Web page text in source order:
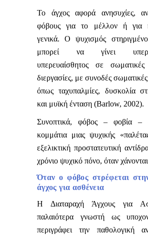
Το άγχος αφορά ανησυχίες,
φόβους για το μέλλον ή για
γενικά. Ο ψυχισμός
μπορεί να γίνει
υπερευαίσθητος σε
διεργασίες, με συνοδές σωματικές
όπως ταχυπαλμίες, δυσκολία
και μυϊκή ένταση (Barlow, 2002).
Συνοπτικά, φόβος – φοβία –
κομμάτια μιας ψυχικής
εξελικτική προστατευτική
χρόνιο ψυχικό πόνο, όταν
Όταν ο φόβος στρέφεται
άγχος για ασθένεια
Η Διαταραχή Άγχους για
παλαιότερα γνωστή ως
περιγράφει την παθολογική